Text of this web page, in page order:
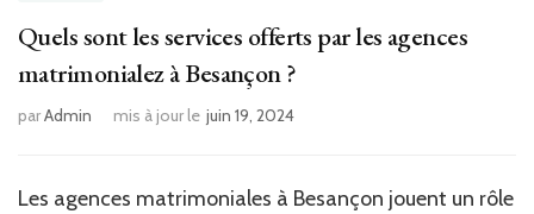
Quels sont les services offerts par les agences
matrimonialez à Besançon ?
parAdmin mis à jour le juin 19, 2024
Les agences matrimoniales à Besançon jouent un rôle